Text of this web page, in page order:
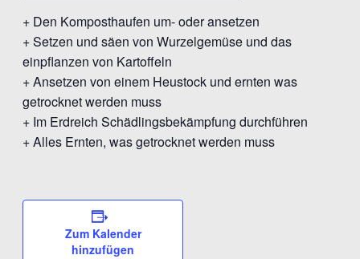
+ Den Komposthaufen um- oder ansetzen
+ Setzen und säen von Wurzelgemüse und das
einpflanzen von Kartoffeln
+ Ansetzen von einem Heustock und ernten was
getrocknet werden muss
+ Im Erdreich Schädlingsbekämpfung durchführen
+ Alles Ernten, was getrocknet werden muss
Zum Kalender
hinzufügen